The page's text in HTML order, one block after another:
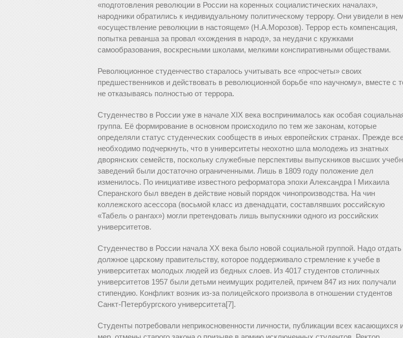
«подготовления революции в России на коренных социалистических началах»,
народники обратились к индивидуальному политическому террору. Они увидели в
«осуществление революции в настоящем» (Н.А.Морозов). Террор есть компенсация,
попытка реванша за провал «хождения в народ», за неудачи с кружками
самообразования, воскресными школами, мелкими конспиративными обществами.
Революционное студенчество старалось учитывать все «просчеты» своих
предшественников и действовать в революционной борьбе «по научному», вместе с
не отказываясь полностью от террора.
Студенчество в России уже в начале XIX века воспринималось как особая
группа. Её формирование в основном происходило по тем же законам, которые
определяли статус студенческих сообществ в иных европейских странах. Прежде
необходимо подчеркнуть, что в университеты неохотно шла молодежь из знатных
дворянских семейств, поскольку служебные перспективы выпускников высших
заведений были достаточно ограниченными. Лишь в 1809 году положение дел
изменилось. По инициативе известного реформатора эпохи Александра I Михаила
Сперанского был введен в действие новый порядок чинопроизводства. На чин
коллежского асессора (восьмой класс из двенадцати, составлявших российскую
«Табель о рангах») могли претендовать лишь выпускники одного из российских
университетов.
Студенчество в России начала ХХ века было новой социальной группой. Надо отдать
должное царскому правительству, которое поддерживало стремление к учебе в
университетах молодых людей из бедных слоев. Из 4017 студентов столичных
университетов 1957 были детьми неимущих родителей, причем 847 из них получали
стипендию. Конфликт возник из-за полицейского произвола в отношении студентов
Санкт-Петербургского университета[7].
Студенты потребовали неприкосновенности личности, публикации всех касающихся